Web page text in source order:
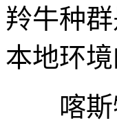
羚牛种
本地环
喀斯特